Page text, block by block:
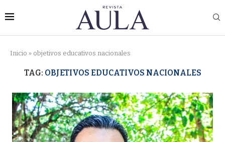
Inicio » objetivos educativos nacionales
TAG: OBJETIVOS EDUCATIVOS NACIONALES